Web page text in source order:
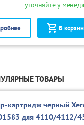
уточняйте у
В
ТОВАРЫ
картридж черный
для 4110/4112/